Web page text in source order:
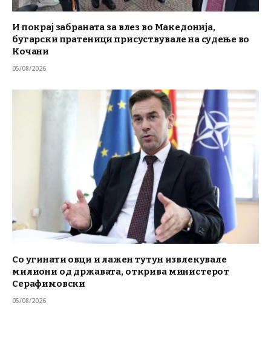
И покрај забраната за влез во Македонија,
бугарски пратеници присуствувале на судење во
Кочани
05/08/2026
Со угинати овци и лажен тутун извлекувале
милиони од државата, открива министерот
Серафимовски
05/08/2026